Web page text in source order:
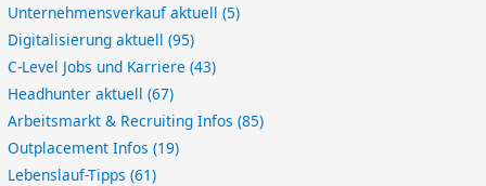
Unternehmensverkauf aktuell(5)
Digitalisierung aktuell(95)
C-Level Jobs und Karriere(43)
Headhunter aktuell(67)
Arbeitsmarkt & Recruiting Infos(85)
Outplacement Infos(19)
Lebenslauf-Tipps(61)